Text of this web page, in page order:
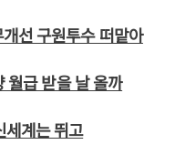
선 구원투수 떠맡아
급 받을 날 올까
계는 뛰고